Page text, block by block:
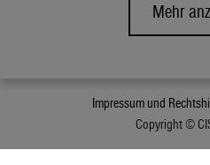
Mehr
Impressum und
Copyright ©